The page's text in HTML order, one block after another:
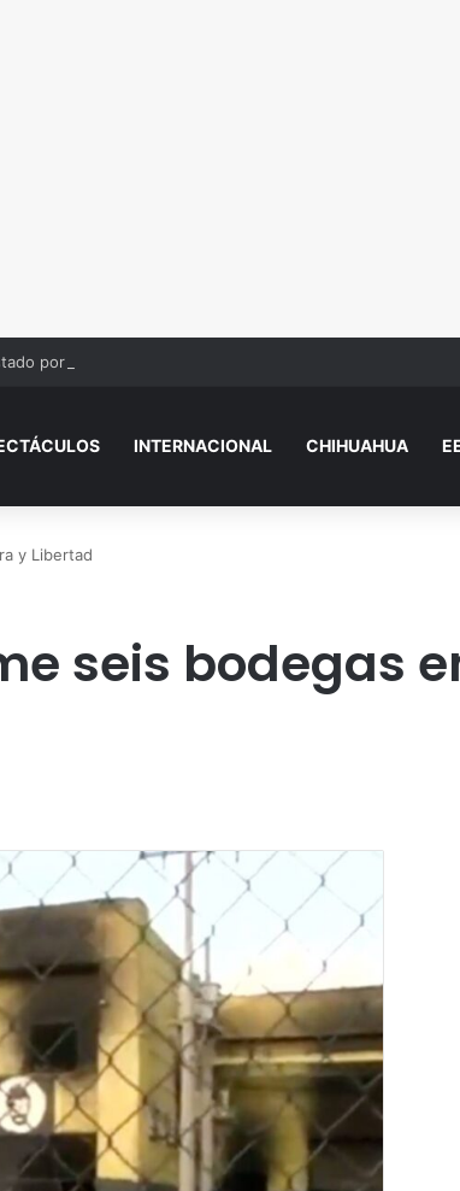
por máquinas
INTERNACIONAL CHIHUAHUA
y Libertad
seis bodegas